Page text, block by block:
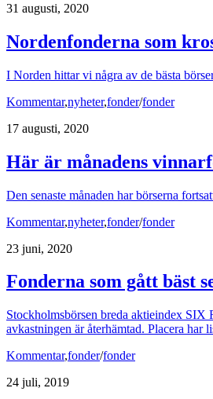
31 augusti, 2020
Nordenfonderna som
I Norden hittar vi några av de bästa
Kommentar,nyheter,fonder/fonder
17 augusti, 2020
Här är månadens
Den senaste månaden har börserna
Kommentar,nyheter,fonder/fonder
23 juni, 2020
Fonderna som gått bäst
Stockholmsbörsen breda aktieindex SIX
avkastningen är återhämtad. Placera har
Kommentar,fonder/fonder
24 juli, 2019